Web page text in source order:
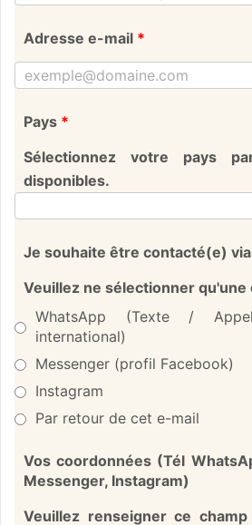
Adresse e-mail *
Pays *
Sélectionnez votre pays
disponibles.
Je souhaite être contacté(e)
Veuillez ne sélectionner qu'une
WhatsApp (Texte /
international)
Messenger (profil Facebook)
Instagram
Par retour de cet e-mail
Vos coordonnées (Tél
Messenger, Instagram)
Veuillez renseigner ce